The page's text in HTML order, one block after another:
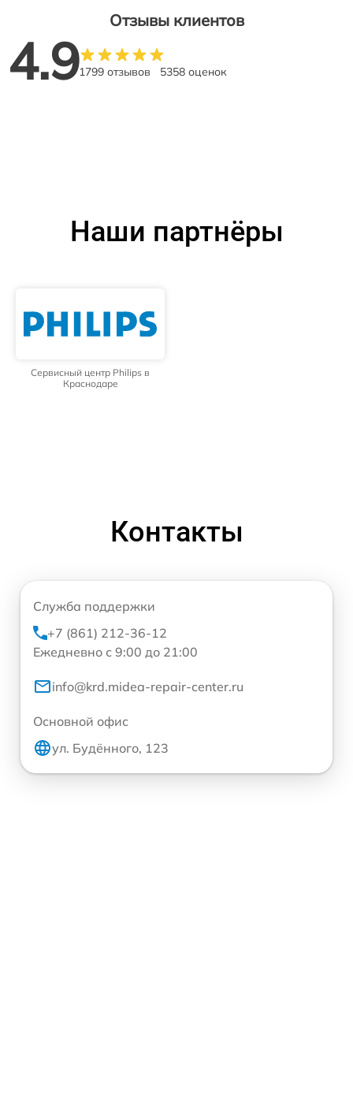
Отзывы клиентов
4.91799 отзывов 5358 оценок
Наши партнёры
Сервисный центр Philips в
Краснодаре
Контакты
Служба поддержки
+7 (861) 212-36-12
Ежедневно с 9:00 до 21:00
info@krd.midea-repair-center.ru
Основной офис
ул. Будённого, 123